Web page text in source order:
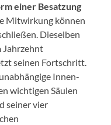
einer Besatzung
Mitwirkung können
Dieselben
Jahrzehnt
seinen Fortschritt.
Innen-
wichtigen Säulen
seiner vier